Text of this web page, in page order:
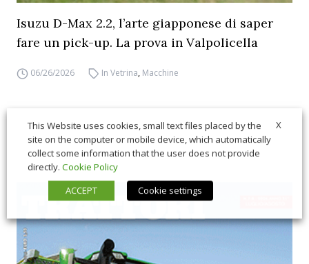
Isuzu D-Max 2.2, l’arte giapponese di saper
fare un pick-up. La prova in Valpolicella
06/26/2026 In Vetrina, Macchine
X
This Website uses cookies, small text files placed by the
site on the computer or mobile device, which automatically
collect some information that the user does not provide
directly. Cookie Policy
ACCEPT
Cookie settings